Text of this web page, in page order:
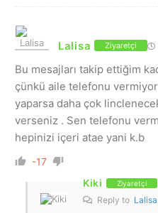
Lalisa Ziyaretçi
Bu mesajları takip ettiğim
çünkü aile telefonu
yaparsa daha çok
verseniz . Sen telefonu
hepinizi içeri atae yani k.b
-17
Kiki
Ziyaretçi
Reply to Lalisa